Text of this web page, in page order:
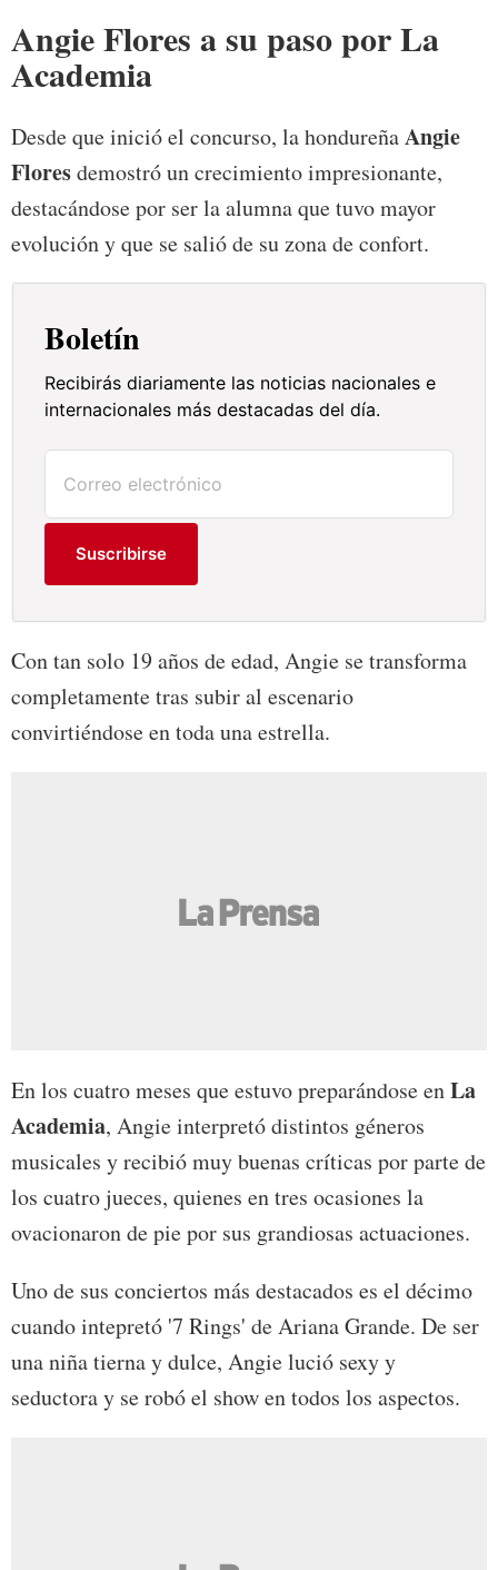
Angie Flores a su paso por La
Academia
Desde que inició el concurso, la hondureñaAngie
Floresdemostró un crecimiento impresionante,
destacándose por ser la alumna que tuvo mayor
evolución y que se salió de su zona de confort.
Boletín
Recibirás diariamente las noticias nacionales e
internacionales más destacadas del día.
Suscribirse
Con tan solo 19 años de edad, Angie se transforma
completamente tras subir al escenario
convirtiéndose en toda una estrella.
En los cuatro meses que estuvo preparándose enLa
Academia, Angie interpretó distintos géneros
musicales y recibió muy buenas críticas por parte de
los cuatro jueces, quienes en tres ocasiones la
ovacionaron de pie por sus grandiosas actuaciones.
Uno de sus conciertos más destacados es el décimo
cuando intepretó '7 Rings' de Ariana Grande. De ser
una niña tierna y dulce, Angie lució sexy y
seductora y se robó el show en todos los aspectos.